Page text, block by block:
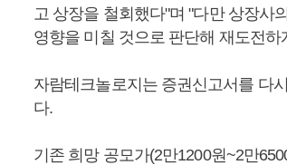
고 상장을 철회했다"며 "다만 상장사
영향을 미칠 것으로 판단해 재도전하
자람테크놀로지는 증권신고서를 다
다.
기존 희망 공모가(2만1200원~2만